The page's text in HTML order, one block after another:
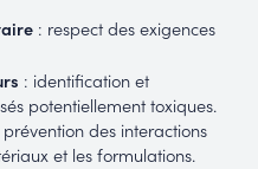
: respect des exigences
: identification et
potentiellement toxiques.
prévention des interactions
et les formulations.